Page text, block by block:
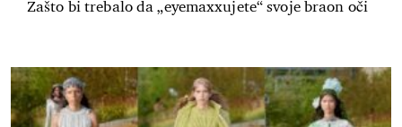
Zašto bi trebalo da „eyemaxxujete“ svoje braon oči